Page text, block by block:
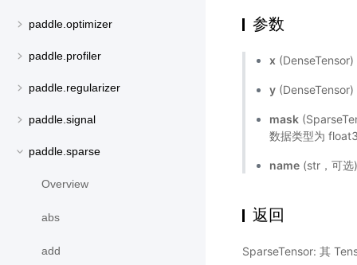
paddle.optimizer
paddle.profiler
paddle.regularizer
paddle.signal
paddle.sparse
Overview
abs
add
参数
x
y
mask
数据类型为
name (str，可
返回
SparseTensor: 其